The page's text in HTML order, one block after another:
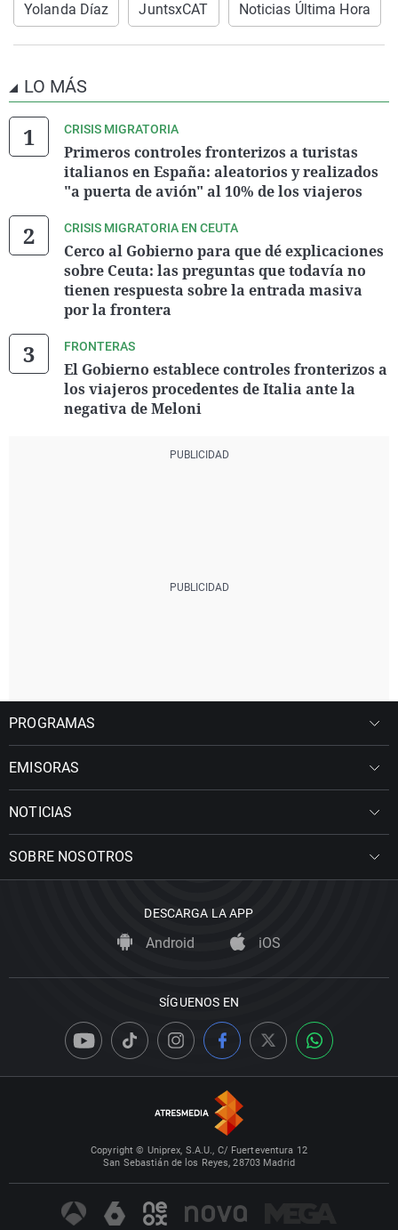
Yolanda Díaz JuntsxCAT Noticias Última Hora
LO MÁS
CRISIS MIGRATORIA
Primeros controles fronterizos a turistas
italianos en España: aleatorios y realizados
"a puerta de avión" al 10% de los viajeros
CRISIS MIGRATORIA EN CEUTA
Cerco al Gobierno para que dé explicaciones
sobre Ceuta: las preguntas que todavía no
tienen respuesta sobre la entrada masiva
por la frontera
FRONTERAS
El Gobierno establece controles fronterizos a
los viajeros procedentes de Italia ante la
negativa de Meloni
PROGRAMAS
EMISORAS
NOTICIAS
SOBRE NOSOTROS
DESCARGA LA APP
Android iOS
SÍGUENOS EN
Copyright © Uniprex, S.A.U., C/ Fuerteventura 12
San Sebastián de los Reyes, 28703 Madrid